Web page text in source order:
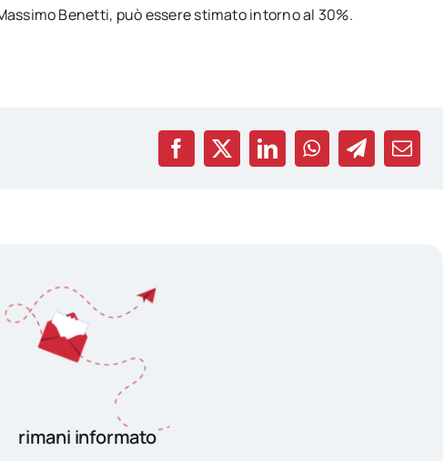
Benetti, può essere stimato intorno al 30%.
rimani informato